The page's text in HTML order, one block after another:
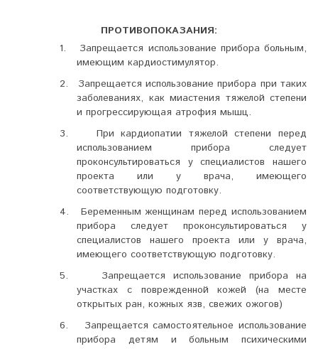
ПРОТИВОПОКАЗАНИЯ:
1.
Запрещается использование прибора больным,
имеющим кардиостимулятор.
2.
Запрещается использование прибора при таких
заболеваниях, как миастения тяжелой степени
и прогрессирующая атрофия мышц.
3.
При кардиопатии тяжелой степени перед
использованием прибора следует
проконсультироваться у специалистов нашего
проекта или у врача, имеющего
соответствующую подготовку.
4.
Беременным женщинам перед использованием
прибора следует проконсультироваться у
специалистов нашего проекта или у врача,
имеющего соответствующую подготовку.
5.
Запрещается использование прибора на
участках с поврежденной кожей (на месте
открытых ран, кожных язв, свежих ожогов)
6.
Запрещается самостоятельное использование
прибора детям и больным психическими